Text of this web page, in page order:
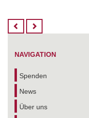
NAVIGATION
Spenden
News
Über uns